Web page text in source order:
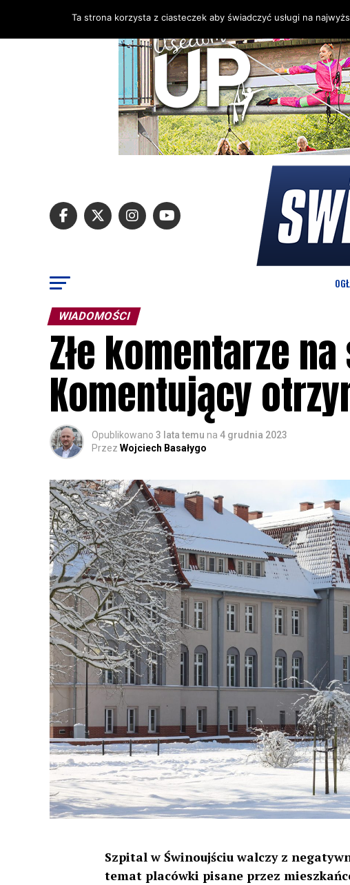
WIADOMOŚCI
Złe komentarze
Komentujący
Opublikowano 3 lata temu na 4 grudnia 2023
Przez Wojciech Basałygo
Szpital w Świnoujściu walczy z
temat placówki pisane przez
Ta strona korzysta z ciasteczek aby świadczyć usługi na